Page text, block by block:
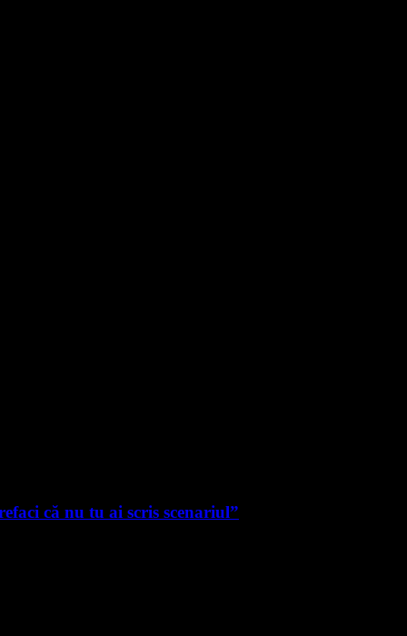
că nu tu ai scris scenariul”